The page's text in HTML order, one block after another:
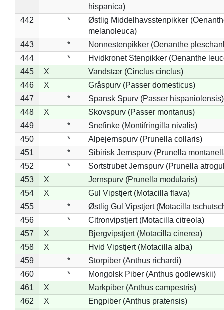
hispanica)
442
*
Østlig Middelhavsstenpikker
melanoleuca)
443
*
Nonnestenpikker (Oenanthe
444
*
Hvidkronet Stenpikker (Oenanthe
445
X
Vandstær (Cinclus cinclus)
446
X
Gråspurv (Passer domesticus)
447
*
Spansk Spurv (Passer hispaniolensis)
448
X
Skovspurv (Passer montanus)
449
*
Snefinke (Montifringilla nivalis)
450
*
Alpejernspurv (Prunella collaris)
451
*
Sibirisk Jernspurv (Prunella
452
*
Sortstrubet Jernspurv (Prunella
453
X
Jernspurv (Prunella modularis)
454
X
Gul Vipstjert (Motacilla flava)
455
*
Østlig Gul Vipstjert (Motacilla
456
*
Citronvipstjert (Motacilla citreola)
457
X
Bjergvipstjert (Motacilla cinerea)
458
X
Hvid Vipstjert (Motacilla alba)
459
*
Storpiber (Anthus richardi)
460
*
Mongolsk Piber (Anthus godlewskii)
461
X
Markpiber (Anthus campestris)
462
X
Engpiber (Anthus pratensis)